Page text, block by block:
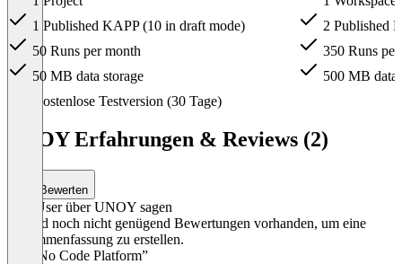
1 Published KAPP (10 in draft mode)
50 Runs per month
50 MB data storage
2 Published
350 Runs
500 MB data
Kostenlose Testversion (30 Tage)
UNOY Erfahrungen & Reviews (2)
Bewerten
Was User über UNOY sagen
Es sind noch nicht genügend Bewertungen vorhanden, um eine
Zusammenfassung zu erstellen.
“It is No Code Platform”